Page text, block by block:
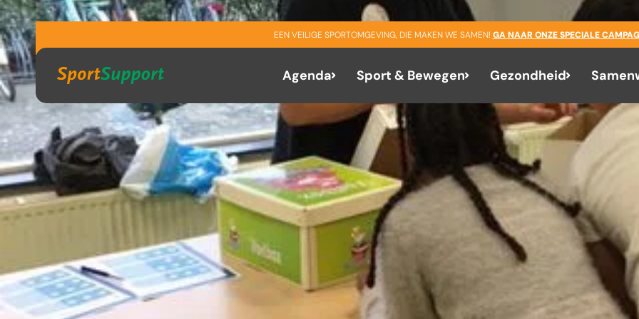
Sla navigatie over EEN VEILIGE SPORTOMGEVING, DIE MAKEN WE SAMEN! GA NAAR ONZE SPECIALE
Agenda Sport & Bewegen Gezondheid